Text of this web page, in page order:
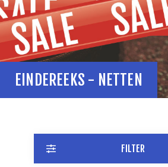
EINDEREEKS - NETTEN
FILTER